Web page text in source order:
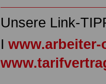
Unsere Link-
I www.arbeiter-